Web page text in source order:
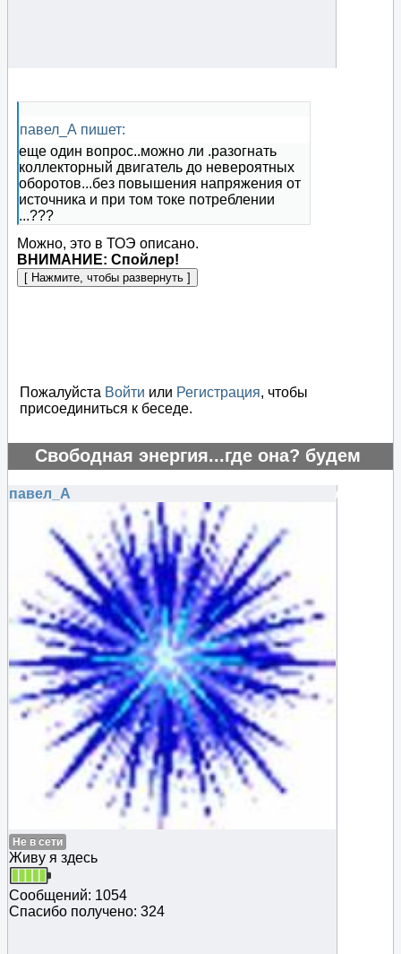
павел_А пишет:
еще один вопрос..можно ли .разогнать
коллекторный двигатель до невероятных
оборотов...без повышения напряжения от
источника и при том токе потреблении
...???
Можно, это в ТОЭ описано.
ВНИМАНИЕ: Спойлер!
Пожалуйста Войти или Регистрация, чтобы
присоединиться к беседе.
Свободная энергия...где она? будем
искать..
#123011
павел_А
Не в сети
Живу я здесь
Сообщений: 1054
Спасибо получено: 324